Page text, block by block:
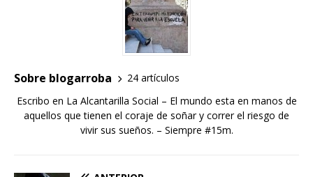
Sobre blogarroba
24 artículos
Escribo en La Alcantarilla Social – El mundo esta en manos de
aquellos que tienen el coraje de soñar y correr el riesgo de
vivir sus sueños. – Siempre #15m.